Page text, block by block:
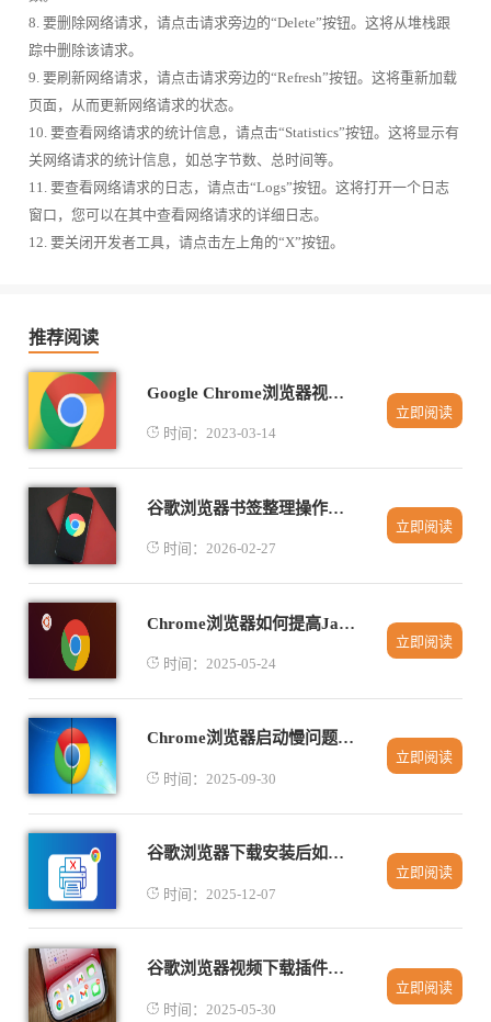
8. 要删除网络请求，请点击请求旁边的“Delete”按钮。这将从堆栈跟
踪中删除该请求。
9. 要刷新网络请求，请点击请求旁边的“Refresh”按钮。这将重新加载
页面，从而更新网络请求的状态。
10. 要查看网络请求的统计信息，请点击“Statistics”按钮。这将显示有
关网络请求的统计信息，如总字节数、总时间等。
11. 要查看网络请求的日志，请点击“Logs”按钮。这将打开一个日志
窗口，您可以在其中查看网络请求的详细日志。
12. 要关闭开发者工具，请点击左上角的“X”按钮。
推荐阅读
Google Chrome浏览器视频怎么加速播放
时间：2023-03-14
立即阅读
谷歌浏览器书签整理操作提升办公效率完整方法
时间：2026-02-27
立即阅读
Chrome浏览器如何提高JavaScript加载性能
时间：2025-05-24
立即阅读
Chrome浏览器启动慢问题排查与优化实操
时间：2025-09-30
立即阅读
谷歌浏览器下载安装后如何优化浏览体验
时间：2025-12-07
立即阅读
谷歌浏览器视频下载插件最新推荐
时间：2025-05-30
立即阅读